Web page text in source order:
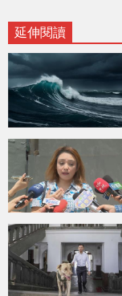
延伸閱讀
{PLAYICON}
{PLAYICON}